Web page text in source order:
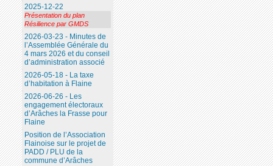
2025-12-22
Présentation du plan
Résilience par GMDS
2026-03-23 - Minutes de
l’Assemblée Générale du
4 mars 2026 et du conseil
d’administration associé
2026-05-18 - La taxe
d’habitation à Flaine
2026-06-26 - Les
engagement électoraux
d’Arâches la Frasse pour
Flaine
Position de l’Association
Flainoise sur le projet de
PADD / PLU de la
commune d’Arâches